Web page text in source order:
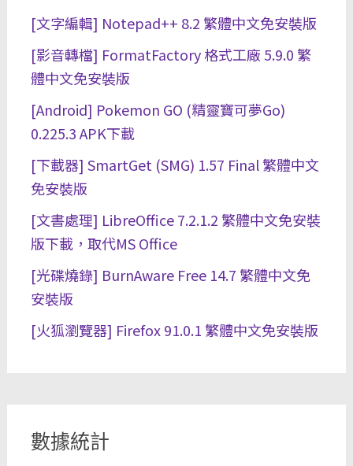
[文字編輯] Notepad++ 8.2 繁體中文免安裝版
[影音轉檔] FormatFactory 格式工廠 5.9.0 繁
體中文免安裝版
[Android] Pokemon GO (精靈寶可夢Go)
0.225.3 APK下載
[下載器] SmartGet (SMG) 1.57 Final 繁體中文
免安裝版
[文書處理] LibreOffice 7.2.1.2 繁體中文免安裝
版下載，取代MS Office
[光碟燒錄] BurnAware Free 14.7 繁體中文免
安裝版
[火狐瀏覽器] Firefox 91.0.1 繁體中文免安裝版
數據統計